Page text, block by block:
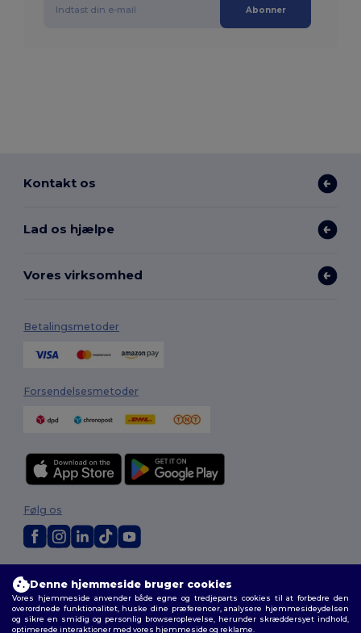
Abonner
Kontakt os
Lad os hjælpe
Vores virksomhed
Betalingsmetoder
Forsendelsesmetoder
Vilkår og Betingelser|Tilpasset politik |Fortrolighedspolitik
cookies|Sitemap
Følg os
Denne hjemmeside bruger cookies
Vores hjemmeside anvender både egne og tredjeparts cookies til at forbedre den
overordnede funktionalitet, huske dine præferencer, analysere hjemmesideydelsen
og sikre en smidig og personlig browseroplevelse, herunder skræddersyet indhold,
optimerede interaktioner med vores hjemmeside og reklame.